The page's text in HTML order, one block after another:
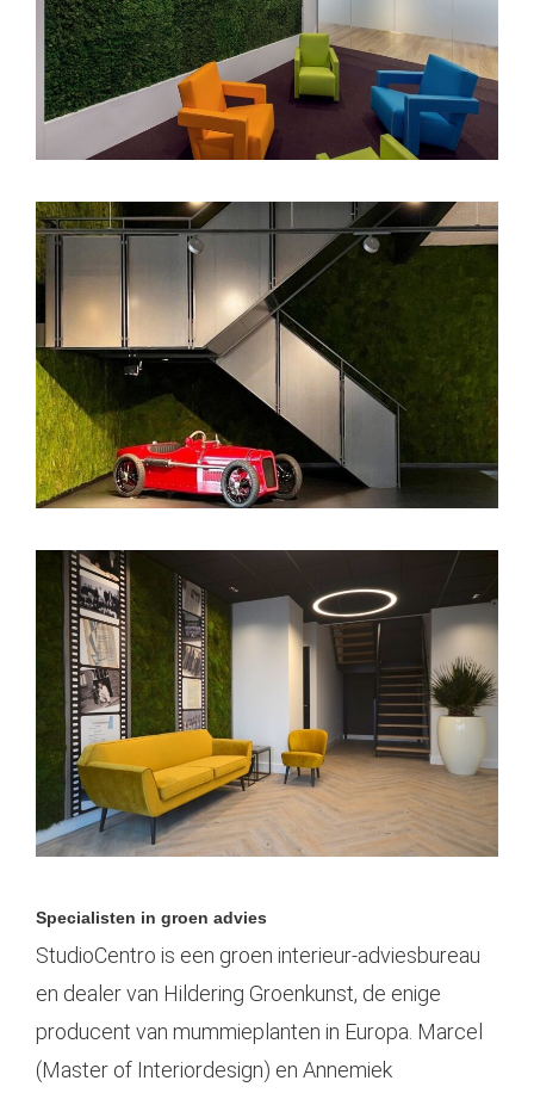
Specialisten in groen advies
StudioCentro is een groen interieur-adviesbureau
en dealer van Hildering Groenkunst, de enige
producent van mummieplanten in Europa. Marcel
(Master of Interiordesign) en Annemiek